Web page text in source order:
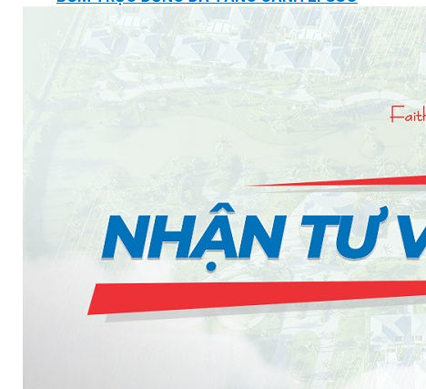
BƠM TRỤC NGANG ĐA TẦNG CÁNH EPSSO
BƠM CHÌM THOÁT NƯỚC EPSSO
HỆ THỐNG BƠM NÂNG NƯỚC THẢI VỆ SINH EPSSO
HỆ THỐNG CẤP NƯỚC UỐNG EPSSO